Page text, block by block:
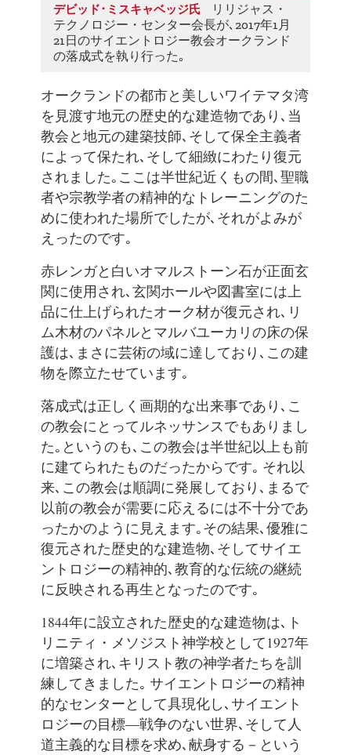
デビッド･ミスキャベッジ氏
リリジャス・
テクノロジー・センター会長が､2017年1月
21日のサイエントロジー教会オークランド
の落成式を執り行った｡
オークランドの都市と美しいワイテマタ湾
を見渡す地元の歴史的な建造物であり､当
教会と地元の建築技師､そして保全主義者
によって保たれ､そして細緻にわたり復元
されました｡ここは半世紀近くもの間､聖職
者や宗教学者の精神的なトレーニングのた
めに使われた場所でしたが､それがよみが
えったのです｡
赤レンガと白いオマルストーン石が正面玄
関に使用され､玄関ホールや図書室には上
品に仕上げられたオーク材が復元され､リ
ム木材のパネルとマルバユーカリの床の保
護は､まさに芸術の域に達しており､この建
物を際立たせています｡
落成式は正しく画期的な出来事であり､こ
の教会にとってルネッサンスでもありまし
た｡というのも､この教会は半世紀以上も前
に建てられたものだったからです｡ それ以
来､この教会は順調に発展しており､まるで
以前の教会が需要に応えるには不十分であ
ったかのように見えます｡その結果､優雅に
復元された歴史的な建造物､そしてサイエ
ントロジーの精神的､教育的な伝統の継続
に反映される再生となったのです｡
1844年に設立された歴史的な建造物は､ト
リニティ・メソジスト神学校として1927年
に増築され､キリスト教の神学者たちを訓
練してきました｡ サイエントロジーの精神
的なセンターとして具現化し､サイエント
ロジーの目標―戦争のない世界､そして人
道主義的な目標を求め､献身する－という